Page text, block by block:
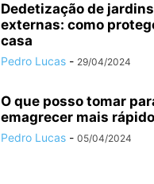
Dedetização de
externas: como
casa
Pedro Lucas - 29/04/2024
O que posso tomar
emagrecer mais
Pedro Lucas - 05/04/2024